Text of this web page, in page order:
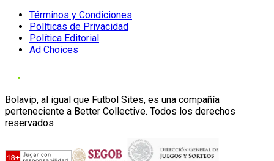
Términos y Condiciones
Políticas de Privacidad
Política Editorial
Ad Choices
Bolavip, al igual que Futbol Sites, es una compañía
perteneciente a Better Collective. Todos los derechos
reservados